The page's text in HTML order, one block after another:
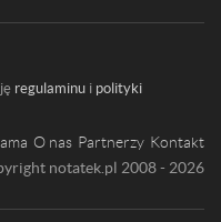
regulaminu i polityki
O nas Partnerzy Kontakt
notatek.pl 2008 - 2026